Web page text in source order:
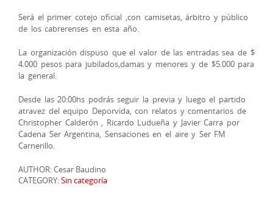
Será el primer cotejo oficial ,con camisetas, árbitro y público
de los cabrerenses en esta año.
La organización dispuso que el valor de las entradas sea de $
4.000 pesos para jubilados,damas y menores y de $5.000 para
la general.
Desde las 20:00hs podrás seguir la previa y luego el partido
atravez del equipo Deporvida, con relatos y comentarios de
Christopher Calderón , Ricardo Ludueña y Javier Carra por
Cadena Ser Argentina, Sensaciones en el aire y Ser FM
Carnerillo.
AUTHOR: Cesar Baudino
CATEGORY:Sin categoría